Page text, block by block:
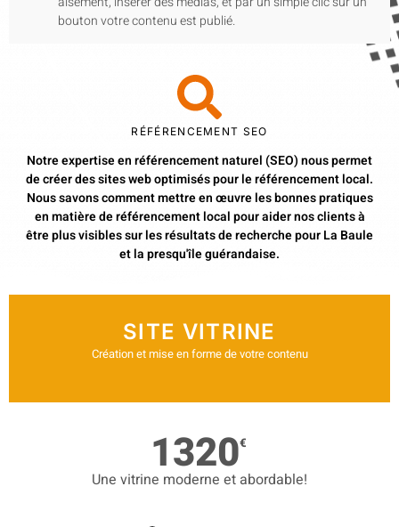
bouton votre contenu est publié.
RÉFÉRENCEMENT SEO
Notre expertise en référencement naturel (SEO) nous permet
de créer des sites web optimisés pour le référencement local.
Nous savons comment mettre en œuvre les bonnes pratiques
en matière de référencement local pour aider nos clients à
être plus visibles sur les résultats de recherche pour La Baule
et la presqu'île guérandaise.
SITE VITRINE
Création et mise en forme de votre contenu
1320€
Une vitrine moderne et abordable!